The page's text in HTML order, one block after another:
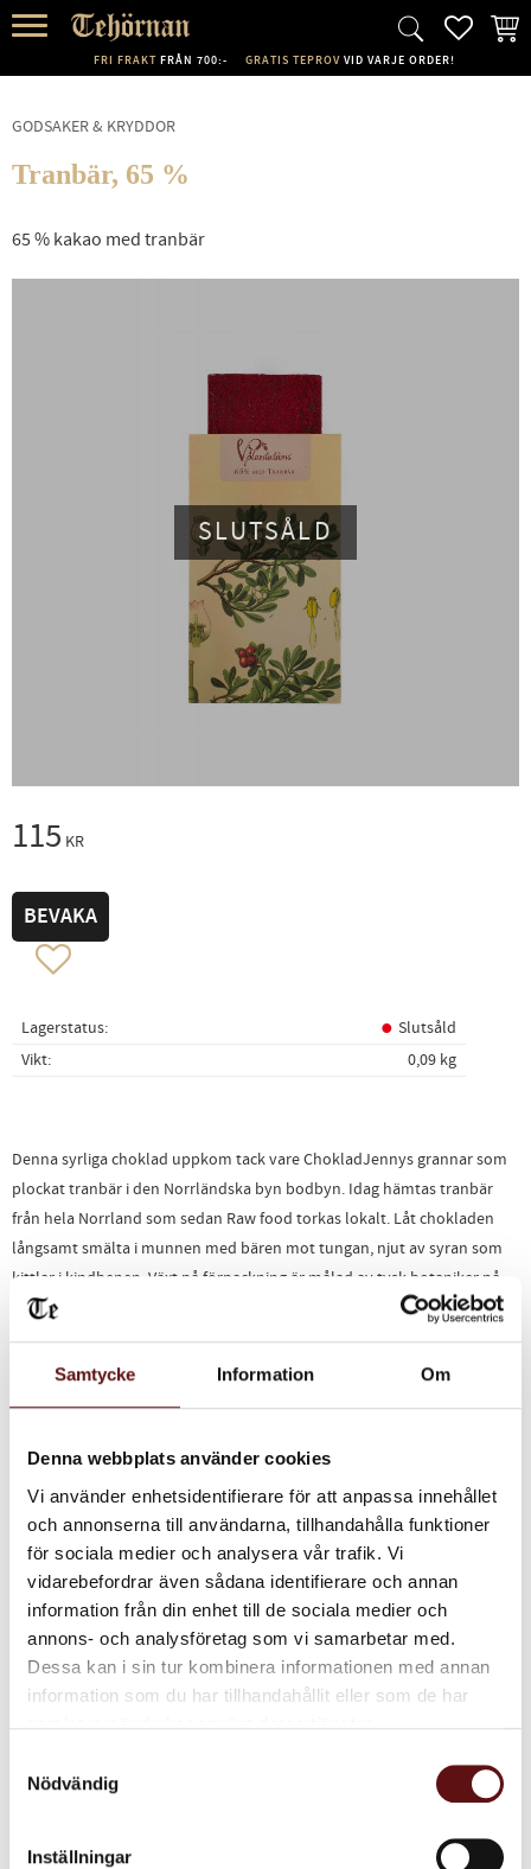
Samtycke Information Om
Denna webbplats använder cookies
Vi använder enhetsidentifierare för att anpassa innehållet
och annonserna till användarna, tillhandahålla funktioner
för sociala medier och analysera vår trafik. Vi
vidarebefordrar även sådana identifierare och annan
information från din enhet till de sociala medier och
annons- och analysföretag som vi samarbetar med.
Dessa kan i sin tur kombinera informationen med annan
information som du har tillhandahållit eller som de har
Nödvändig
Inställningar
FRI FRAKT FRÅN 700:- GRATIS TEPROV VID VARJE ORDER!
GODSAKER & KRYDDOR
Tranbär, 65 %
65 % kakao med tranbär
SLUTSÅLD
115 KR
Lägg till i favoriter
BEVAKA
Lagerstatus
Slutsåld
Vikt
0,09 kg
Denna syrliga choklad uppkom tack vare ChokladJennys grannar som
plockat tranbär i den Norrländska byn bodbyn. Idag hämtas tranbär
från hela Norrland som sedan Raw food torkas lokalt. Låt chokladen
långsamt smälta i munnen med bären mot tungan, njut av syran som
kittlar i kindbenen. Växt på förpackning är målad av tysk botaniker på
1800-talet.
Ingredienser:Stenmalda kakaobönor, råsocker, kakaosmör, tranbär
Allergiinformation:
Mjölkfri, Glutenfri, Nötfri och Sojafri.
Näringsinnehåll per 100g:
Energi 589 kcal/100gEnergi 2455 kJ/100g Fetthalt 39,6 g/100g
mättat fett 23,1 g/100g
Protein 7.0 g/100g Askhalt 1.4 g/100g Vattenhalt < 1,0 g/100g
FacebookTwitter